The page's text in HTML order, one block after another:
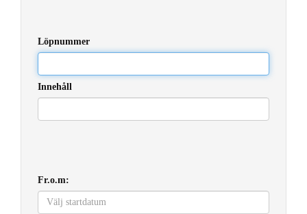
Löpnummer
Innehåll
Fr.o.m: